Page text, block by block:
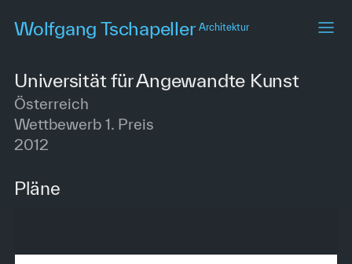
content
Wolfgang TschapellerArchitektur
Universität für Angewandte Kunst
Österreich
Wettbewerb 1. Preis
2012
Pläne